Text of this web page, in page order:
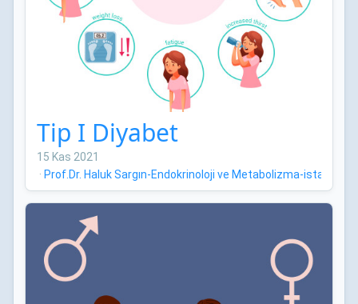
Tip I Diyabet
15 Kas 2021
· Prof.Dr. Haluk Sargın-Endokrinoloji ve Metabolizma-istanbul